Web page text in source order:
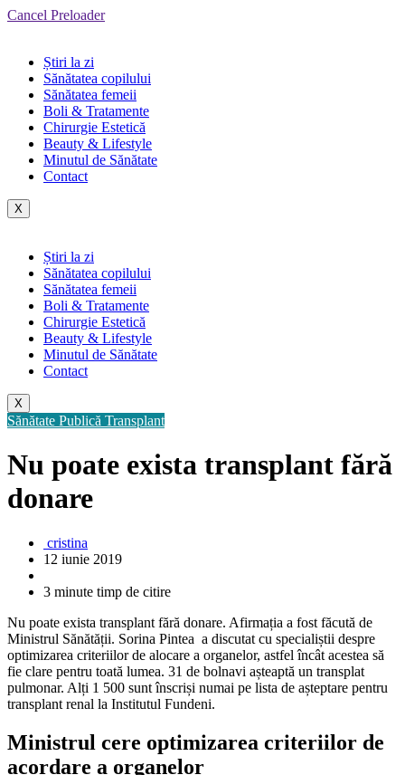
Cancel Preloader
Știri la zi
Sănătatea copilului
Sănătatea femeii
Boli & Tratamente
Chirurgie Estetică
Beauty & Lifestyle
Minutul de Sănătate
Contact
X
Știri la zi
Sănătatea copilului
Sănătatea femeii
Boli & Tratamente
Chirurgie Estetică
Beauty & Lifestyle
Minutul de Sănătate
Contact
X
Sănătate Publică Transplant
Nu poate exista transplant fără
donare
cristina
12 iunie 2019
3 minute timp de citire
Nu poate exista transplant fără donare. Afirmația a fost făcută de
Ministrul Sănătății. Sorina Pintea a discutat cu specialiștii despre
optimizarea criteriilor de alocare a organelor, astfel încât acestea să
fie clare pentru toată lumea. 31 de bolnavi așteaptă un transplat
pulmonar. Alți 1 500 sunt înscriși numai pe lista de așteptare pentru
transplant renal la Institutul Fundeni.
Ministrul cere optimizarea criteriilor de
acordare a organelor